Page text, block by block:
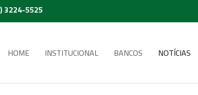
3224-5525
HOME INSTITUCIONAL BANCOS NOTÍCIAS